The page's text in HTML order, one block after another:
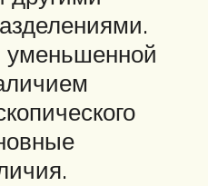
уменьшенной